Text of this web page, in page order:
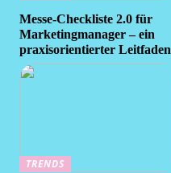
Messe-Checkliste 2.0 für
Marketingmanager – ein
praxisorientierter Leitfaden
TRENDS